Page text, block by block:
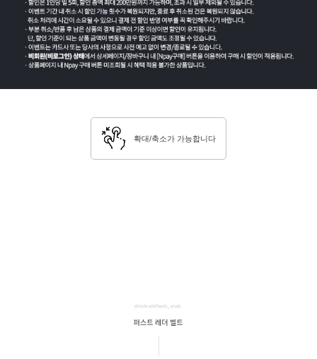
확대/축소가 가능합니다